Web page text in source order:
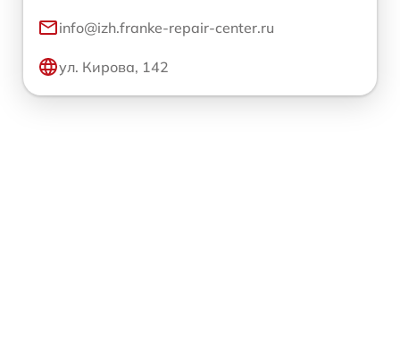
info@izh.franke-repair-center.ru
ул. Кирова, 142